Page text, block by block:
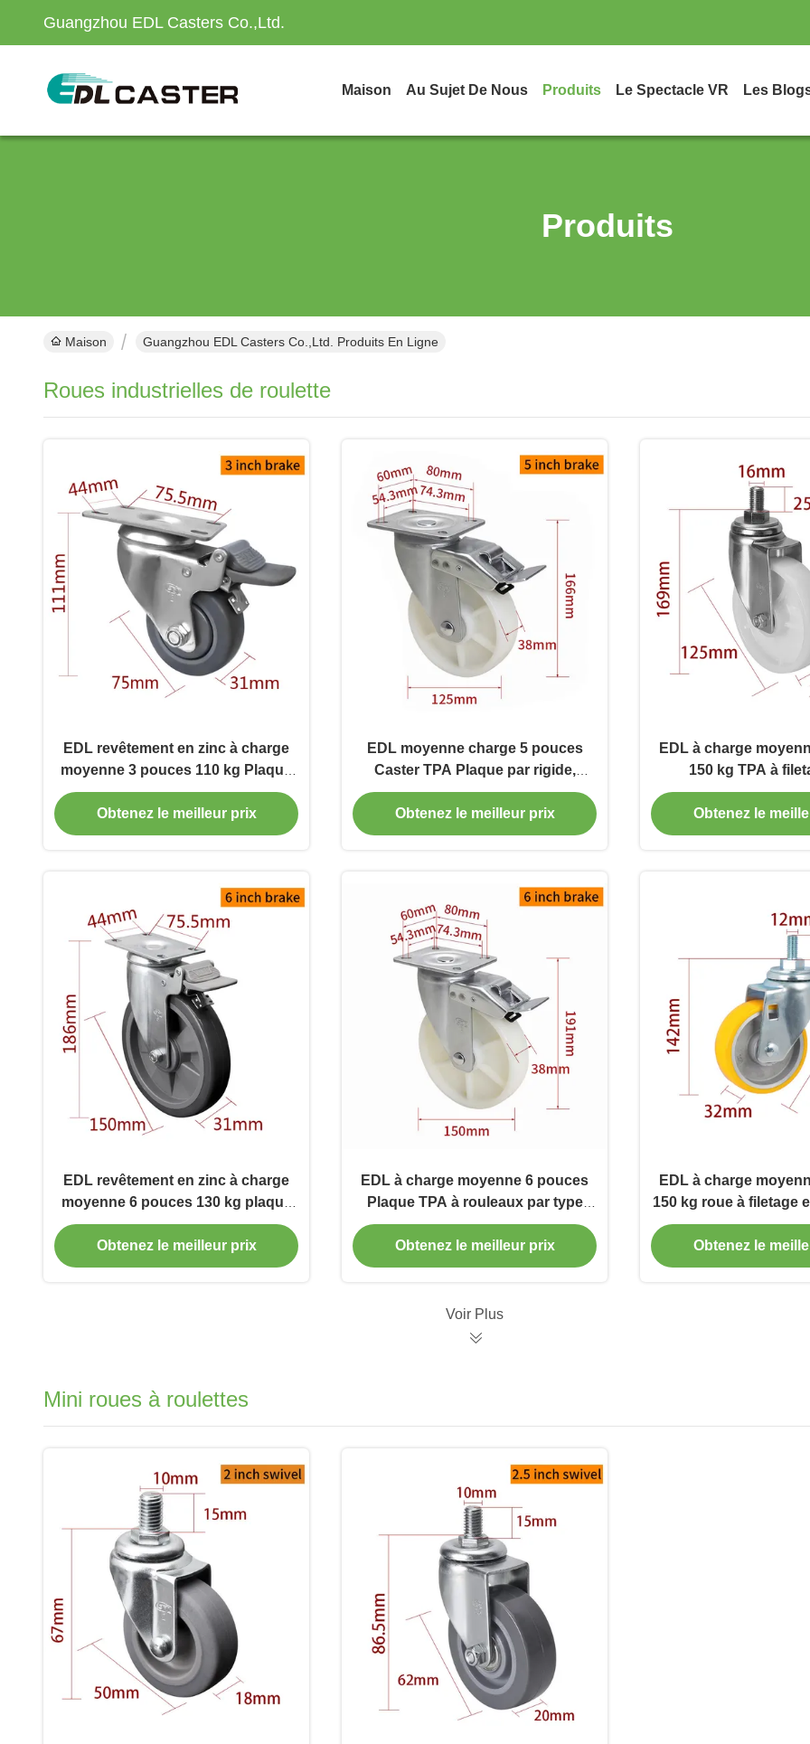
Guangzhou EDL Casters Co.,Ltd.
Maison Au Sujet De Nous Produits Le Spectacle VR Les
Produits
Maison Guangzhou EDL Casters Co.,Ltd. Produits En Ligne
Roues industrielles de roulette
EDL revêtement en zinc à charge
moyenne 3 pouces 110 kg Plaque
TPE Caster par type rigide, pivotant
et frein 5713P-57
Obtenez le meilleur prix
EDL moyenne charge 5 pouces
Caster TPA Plaque par rigide,
pivotant et type de freinage 250kg
665P-26
Obtenez le meilleur prix
EDL à charge
150 kg TPA à
pivotement et type de
Obtenez le
EDL revêtement en zinc à charge
moyenne 6 pouces 130 kg plaque
TPU Caster par type rigide, pivotant
et frein 5716P-77
Obtenez le meilleur prix
EDL à charge moyenne 6 pouces
Plaque TPA à rouleaux par type
rigide, pivotant et frein 250kg 666P-
26
Obtenez le meilleur prix
EDL à charge
150 kg roue à filetage
par pivotement et
504S-86A
Obtenez le
Voir Plus
Mini roues à roulettes